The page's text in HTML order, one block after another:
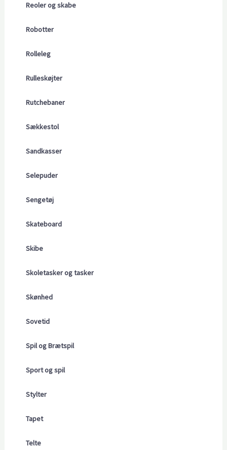
Reoler og skabe
Robotter
Rolleleg
Rulleskøjter
Rutchebaner
Sækkestol
Sandkasser
Selepuder
Sengetøj
Skateboard
Skibe
Skoletasker og tasker
Skønhed
Sovetid
Spil og Brætspil
Sport og spil
Stylter
Tapet
Telte